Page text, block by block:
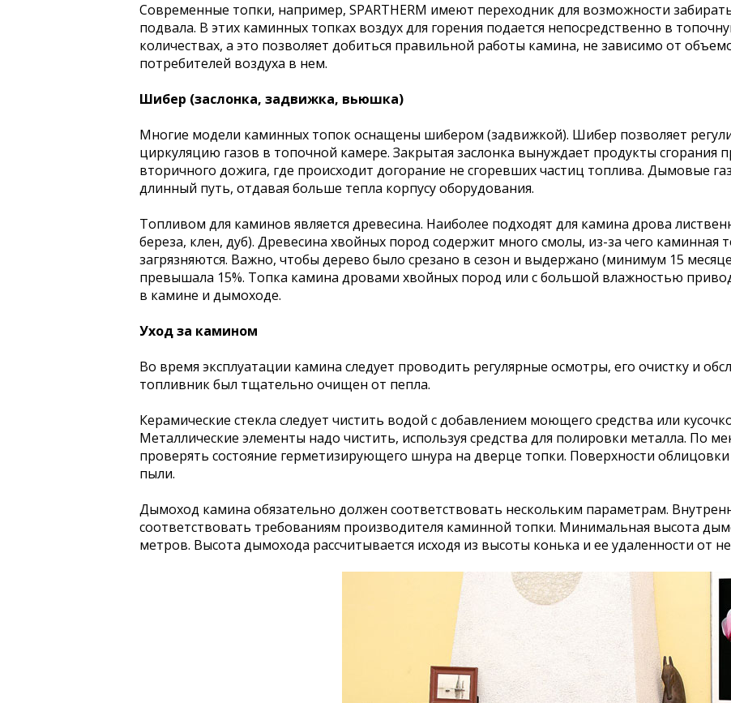
Современные топки, например, SPARTHERM имеют переходник для возможности
подвала. В этих каминных топках воздух для горения подается непосредственно в
количествах, а это позволяет добиться правильной работы камина, не зависимо от
потребителей воздуха в нем.
Шибер (заслонка, задвижка, вьюшка)
Многие модели каминных топок оснащены шибером (задвижкой). Шибер позволяет
циркуляцию газов в топочной камере. Закрытая заслонка вынуждает продукты сгорания
вторичного дожига, где происходит догорание не сгоревших частиц топлива. Дымовые
длинный путь, отдавая больше тепла корпусу оборудования.
Топливом для каминов является древесина. Наиболее подходят для камина дрова
береза, клен, дуб). Древесина хвойных пород содержит много смолы, из-за чего каминная
загрязняются. Важно, чтобы дерево было срезано в сезон и выдержано (минимум 15
превышала 15%. Топка камина дровами хвойных пород или с большой влажностью
в камине и дымоходе.
Уход за камином
Во время эксплуатации камина следует проводить регулярные осмотры, его очистку и
топливник был тщательно очищен от пепла.
Керамические стекла следует чистить водой с добавлением моющего средства или
Металлические элементы надо чистить, используя средства для полировки металла. По
проверять состояние герметизирующего шнура на дверце топки. Поверхности
пыли.
Дымоход камина обязательно должен соответствовать нескольким параметрам.
соответствовать требованиям производителя каминной топки. Минимальная высота
метров. Высота дымохода рассчитывается исходя из высоты конька и ее удаленности от